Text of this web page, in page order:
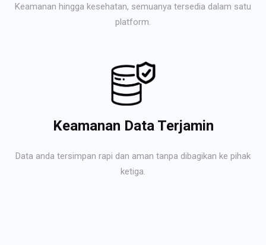
Keamanan hingga kesehatan, semuanya tersedia dalam satu
platform.
Keamanan Data Terjamin
Data anda tersimpan rapi dan aman tanpa dibagikan ke pihak
ketiga.